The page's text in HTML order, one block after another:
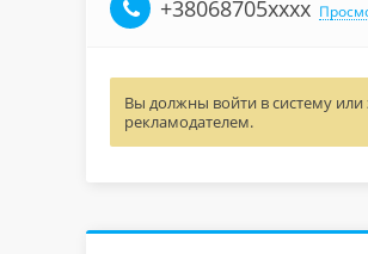
+38068705xxxx
Вы должны войти в систему или
рекламодателем.